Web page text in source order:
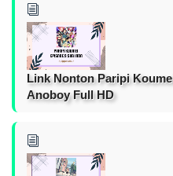
Link Nonton Paripi
Anoboy Full HD